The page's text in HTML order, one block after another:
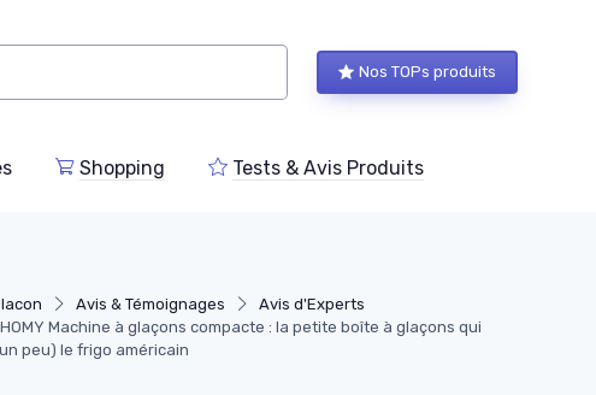
Nos TOPs produits
Shopping Tests & Avis Produits
Avis & Témoignages
Avis d'Experts
Machine à glaçons compacte : la petite boîte à glaçons qui
peu) le frigo américain